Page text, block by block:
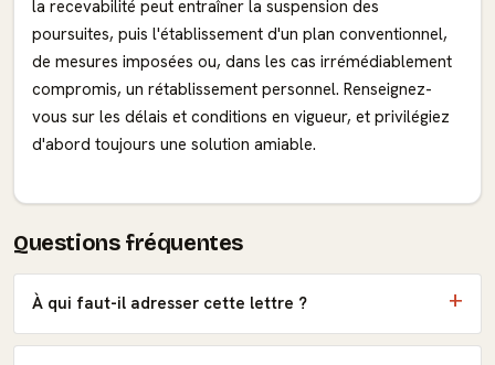
la recevabilité peut entraîner la suspension des
poursuites, puis l'établissement d'un plan conventionnel,
de mesures imposées ou, dans les cas irrémédiablement
compromis, un rétablissement personnel. Renseignez-
vous sur les délais et conditions en vigueur, et privilégiez
d'abord toujours une solution amiable.
Questions fréquentes
À qui faut-il adresser cette lettre ?